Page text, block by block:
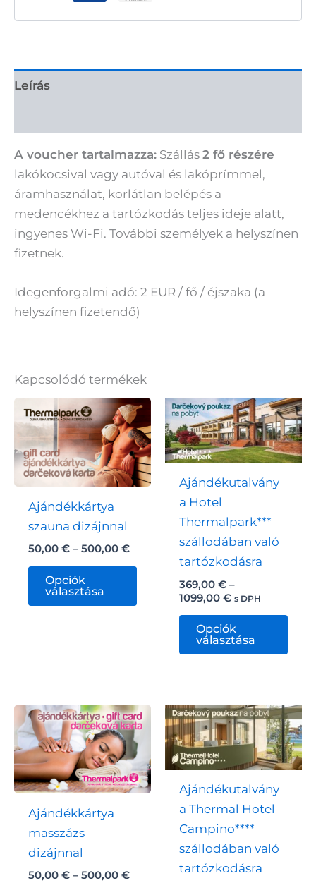
Leírás
A voucher tartalmazza: Szállás 2 fő részére
lakókocsival vagy autóval és lakóprímmel,
áramhasználat, korlátlan belépés a
medencékhez a tartózkodás teljes ideje alatt,
ingyenes Wi-Fi. További személyek a helyszínen
fizetnek.
Idegenforgalmi adó: 2 EUR / fő / éjszaka (a
helyszínen fizetendő)
Kapcsolódó termékek
Ajándékkártya
szauna dizájnnal
50,00€ – 500,00€Ártartomány:
Opciók
választása
Ennek
terméknek
variációja
változatok
a
termékoldalon
választhatók
ki
Ajándékutalvány
a Hotel
Thermalpark***
szállodában való
tartózkodásra
369,00€ –
1099,00€Ártartomány:
-
1099,00 €
s DPH
Opciók
választása
van.
A
Ajándékkártya
masszázs
dizájnnal
50,00€ – 500,00€Ártartomány:
Ajándékutalvány
a Thermal Hotel
Campino****
szállodában való
tartózkodásra